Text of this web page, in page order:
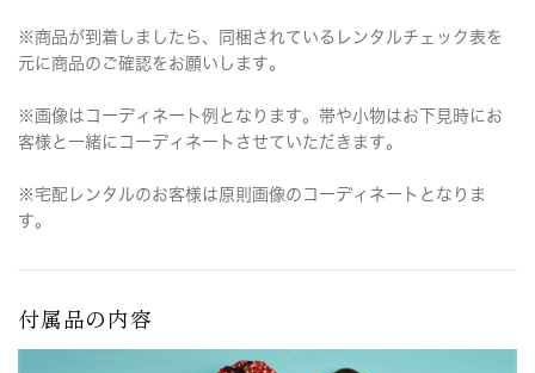
※商品が到着しましたら、同梱されているレンタルチェック表を
元に商品のご確認をお願いします。
※画像はコーディネート例となります。帯や小物はお下見時にお
客様と一緒にコーディネートさせていただきます。
※宅配レンタルのお客様は原則画像のコーディネートとなりま
す。
付属品の内容